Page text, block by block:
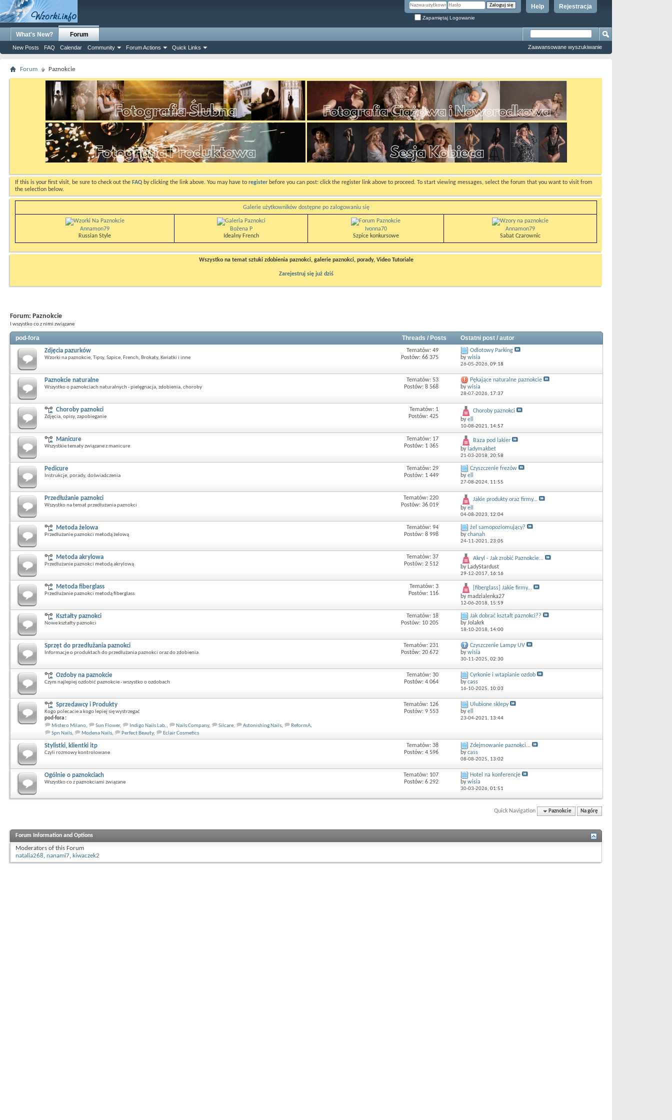
Rejestracja
Help
Zapamiętaj Logowanie
What's New? Forum
New Posts FAQ Calendar Community Forum Actions Quick Links Zaawansowane wyszukiwanie
Forum Paznokcie
If this is your first visit, be sure to check out the FAQ by clicking the link above. You may have to register before you can post: click the register link above to proceed. To start viewing messages, select the forum that you want to visit from
the selection below.
Galerie użytkowników dostępne po zalogowaniu się
Annamon79
Russian Style
Bożena P
Idealny French
Ivonna70
Szpice konkursowe
Annamon79
Sabat Czarownic
Wszystko na temat sztuki zdobienia paznokci, galerie paznokci, porady, Video Tutoriale
Zarejestruj się już dziś
Forum: Paznokcie
I wszystko co z nimi związane
pod-fora Threads / Posts Ostatni post / autor
Zdjęcia pazurków
Wzorki na paznokcie, Tipsy, Szpice, French, Brokaty, Kwiatki i inne
Tematów: 49
Postów: 66 375
Odlotowy Parking
bywisia
26-05-2026, 09:18
Paznokcie naturalne
Wszystko o paznokciach naturalnych - pielęgnacja, zdobienia, choroby
Tematów: 53
Postów: 8 568
Pękające naturalne paznokcie
bywisia
28-07-2026, 17:37
Choroby paznokci
Zdjęcia, opisy, zapobieganie
Tematów: 1
Postów: 425
Choroby paznokci
byell
10-08-2021, 14:57
Manicure
Wszystkie tematy związane z manicure
Tematów: 17
Postów: 1 365
Baza pod lakier
by ladymakbet
21-03-2018, 20:58
Pedicure
Instrukcje, porady, doświadczenia
Tematów: 29
Postów: 1 449
Czyszczenie frezów
byell
27-08-2024, 11:55
Przedłużanie paznokci
Wszystko na temat przedłużania paznokci
Tematów: 220
Postów: 36 019
Jakie produkty oraz firmy...
byell
04-08-2023, 12:04
Metoda żelowa
Przedłużanie paznokci metodą żelową
Tematów: 94
Postów: 8 998
żel samopoziomujący?
bychanah
24-11-2021, 23:05
Metoda akrylowa
Przedłużanie paznokci metodą akrylową
Tematów: 37
Postów: 2 512
Akryl - Jak zrobić Paznokcie...
by LadyStardust
29-12-2017, 16:16
Metoda fiberglass
Przedłużanie paznokci metodą fiberglass
Tematów: 3
Postów: 116
[fiberglass] Jakie firmy...
by madzialenka27
12-06-2018, 15:59
Kształty paznokci
Nowe kształty paznokci
Tematów: 18
Postów: 10 205
Jak dobrać kształt paznokci??
by Jolakrk
18-10-2018, 14:00
Sprzęt do przedłużania paznokci
Informacje o produktach do przedłużania paznokci oraz do zdobienia
Tematów: 231
Postów: 20 672
Czyszczenie Lampy UV
bywisia
30-11-2025, 02:30
Ozdoby na paznokcie
Czym najlepiej ozdobić paznokcie - wszystko o ozdobach
Tematów: 30
Postów: 4 064
Cyrkonie i wtapianie ozdob
bycass
16-10-2025, 10:03
Sprzedawcy i Produkty
Kogo polecacie a kogo lepiej się wystrzegać
pod-fora :
Mistero Milano, Sun Flower, Indigo Nails Lab., Nails Company, Silcare, Astonishing Nails, ReformA,
Spn Nails, Modena Nails, Perfect Beauty, Eclair Cosmetics
Tematów: 126
Postów: 9 553
Ulubione sklepy
byell
23-04-2021, 13:44
Stylistki, klientki itp
Czyli rozmowy kontrolowane
Tematów: 38
Postów: 4 596
Zdejmowanie paznokci...
bycass
08-08-2025, 13:02
Ogólnie o paznokciach
Wszystko co z paznokciami związane
Tematów: 107
Postów: 6 292
Hotel na konferencje
bywisia
30-03-2026, 01:51
Quick Navigation Paznokcie Na górę
Forum Information and Options
Moderators of this Forum
natalia268, nanami7, kiwaczek2